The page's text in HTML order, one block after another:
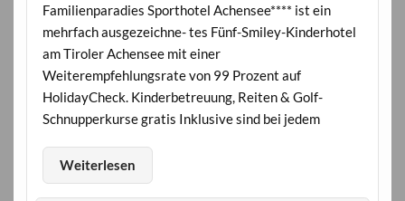
Familienparadies Sporthotel Achensee**** ist ein
mehrfach ausgezeichne- tes Fünf-Smiley-Kinderhotel
am Tiroler Achensee mit einer
Weiterempfehlungsrate von 99 Prozent auf
HolidayCheck. Kinderbetreuung, Reiten & Golf-
Schnupperkurse gratis Inklusive sind bei jedem
Weiterlesen